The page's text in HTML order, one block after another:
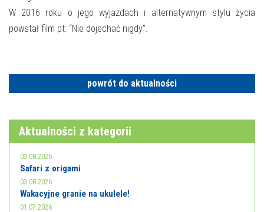
W 2016 roku o jego wyjazdach i alternatywnym stylu życia
powstał film pt: “Nie dojechać nigdy”.
powrót do aktualności
Aktualności z kategorii
03.08.2026
Safari z origami
03.08.2026
Wakacyjne granie na ukulele!
01.07.2026